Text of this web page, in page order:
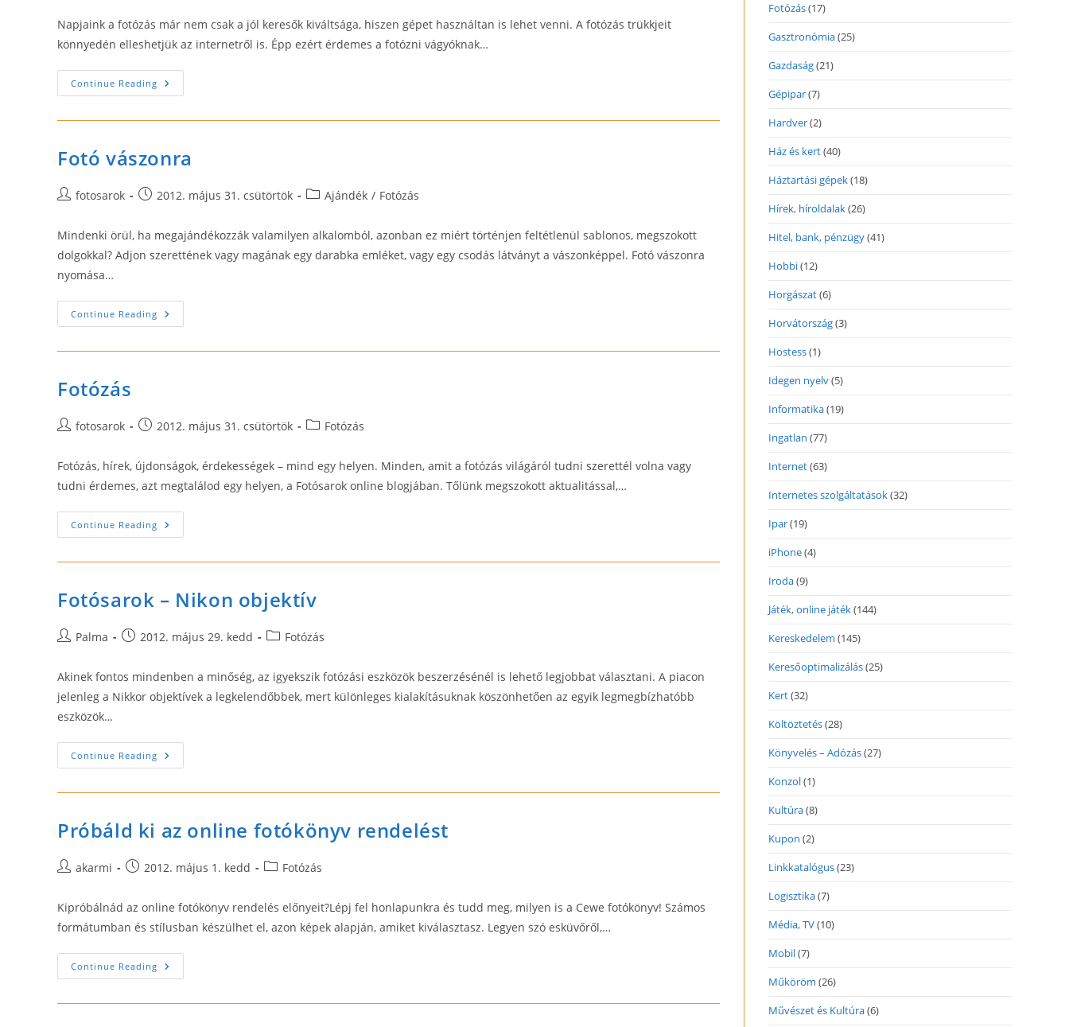
Napjaink a fotózás már nem csak a jól keresők kiváltsága, hiszen gépet használtan is lehet venni. A fotózás trükkjeit
könnyedén elleshetjük az internetről is. Épp ezért érdemes a fotózni vágyóknak…
Continue Reading Fotózás
Fotó vászonra
Postfotosarok
Post2012. május 31. csütörtök
PostAjándék / Fotózás
Mindenki örül, ha megajándékozzák valamilyen alkalomból, azonban ez miért történjen feltétlenül sablonos, megszokott
dolgokkal? Adjon szerettének vagy magának egy darabka emléket, vagy egy csodás látványt a vászonképpel. Fotó vászonra
nyomása…
Continue Reading Fotó
Vászonra
Fotózás
Postfotosarok
Post2012. május 31. csütörtök
PostFotózás
Fotózás, hírek, újdonságok, érdekességek – mind egy helyen. Minden, amit a fotózás világáról tudni szerettél volna vagy
tudni érdemes, azt megtalálod egy helyen, a Fotósarok online blogjában. Tőlünk megszokott aktualitással,…
Continue Reading Fotózás
Fotósarok – Nikon objektív
PostPalma
Post2012. május 29. kedd
PostFotózás
Akinek fontos mindenben a minőség, az igyekszik fotózási eszközök beszerzésénél is lehető legjobbat választani. A piacon
jelenleg a Nikkor objektívek a legkelendőbbek, mert különleges kialakításuknak köszönhetően az egyik legmegbízhatóbb
eszközök…
Continue Reading Fotósarok
–
Objektív
Próbáld ki az online fotókönyv rendelést
Postakarmi
Post2012. május 1. kedd
PostFotózás
Kipróbálnád az online fotókönyv rendelés előnyeit?Lépj fel honlapunkra és tudd meg, milyen is a Cewe fotókönyv! Számos
formátumban és stílusban készülhet el, azon képek alapján, amiket kiválasztasz. Legyen szó esküvőről,…
Continue Reading Próbáld
Ki
Online
Fotózás(17)
Gasztronómia(25)
Gazdaság(21)
Gépipar(7)
Hardver(2)
Ház és kert(40)
Háztartási gépek(18)
Hírek, híroldalak(26)
Hitel, bank, pénzügy(41)
Hobbi(12)
Horgászat(6)
Horvátország(3)
Hostess(1)
Idegen nyelv(5)
Informatika(19)
Ingatlan (77)
Internet(63)
Internetes szolgáltatások(32)
Ipar(19)
iPhone(4)
Iroda(9)
Játék, online játék(144)
Kereskedelem (145)
Keresőoptimalizálás(25)
Kert(32)
Költöztetés(28)
Könyvelés – Adózás(27)
Konzol(1)
Kultúra(8)
Kupon (2)
Linkkatalógus(23)
Logisztika(7)
Média, TV(10)
Mobil(7)
Műköröm (26)
Művészet és Kultúra(6)